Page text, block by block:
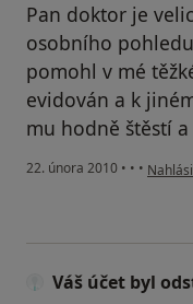
Pan doktor je
osobního
pomohl v mé
evidován a k
mu hodně štěstí
22. února 2010 • • • podle
Váš účet byl